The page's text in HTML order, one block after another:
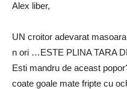
Alex liber,
UN croitor adevarat
n ori …ESTE PLINA TARA
Esti mandru de aceast
coate goale mate fripte cu